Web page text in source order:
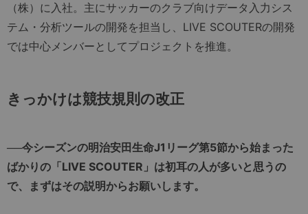
（株）に入社。主にサッカーのクラブ向けデータ入力シス
テム・分析ツールの開発を担当し、LIVE SCOUTERの開発
では中心メンバーとしてプロジェクトを推進。
きっかけは競技規則の改正
──今シーズンの明治安田生命J1リーグ第5節から始まった
ばかりの「LIVE SCOUTER」は初耳の人が多いと思うの
で、まずはその説明からお願いします。